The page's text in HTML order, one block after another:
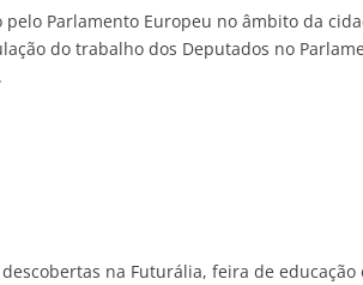
Parlamento Europeu no âmbito da
do trabalho dos Deputados no
na Futurália, feira de educação